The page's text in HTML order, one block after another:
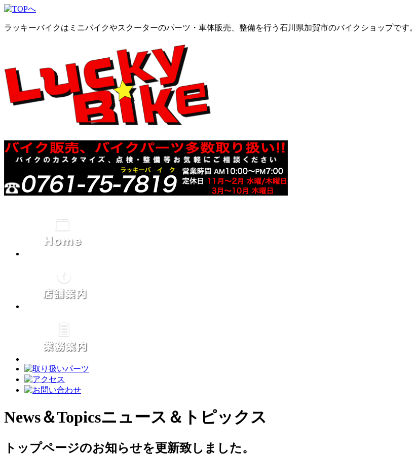
ラッキーバイクはミニバイクやスクーターのパーツ・車体販売、整備を行う石川県加賀市のバイクショップです。
News＆Topicsニュース＆トピックス
トップページのお知らせを更新致しました。